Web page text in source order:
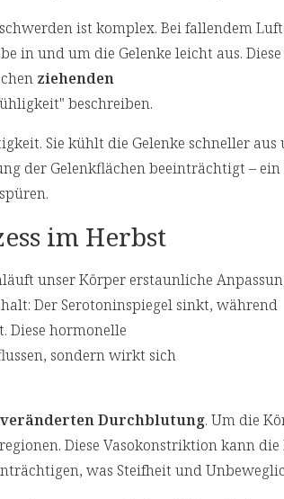
ist komplex. Bei fallendem
in und um die Gelenke leicht aus.
ziehenden
beschreiben.
Sie kühlt die Gelenke schneller
der Gelenkflächen beeinträchtigt – ein
im Herbst
unser Körper erstaunliche
Der Serotoninspiegel sinkt, während
Diese hormonelle
sondern wirkt sich
veränderten Durchblutung. Um die
Diese Vasokonstriktion kann
was Steifheit und